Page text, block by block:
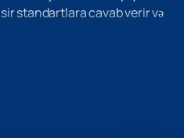
standartlara cavab verir və
birləşdirən parlaq